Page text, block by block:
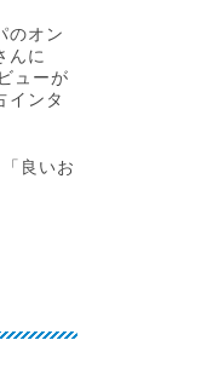
のオン
んに
ューが
インタ
良いお